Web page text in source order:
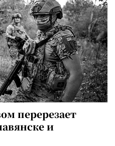
перерезает
и